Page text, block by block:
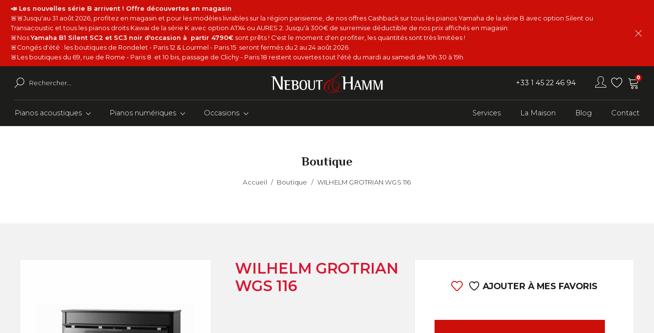
📣 Les nouvelles série B arrivent ! Offre découvertes en magasin
🚨🚨Jusqu'au 31 août 2026, profitez en magasin et pour les modèles livrables sur la région parisienne, de nos offres Cashback sur tous les pianos Yamaha de la série B avec option Silent ou
Transacoustic et tous les pianos droits Kawai de la série K avec option ATX4 ou AURES 2. Jusqu'à 300€ de surremise déductible de nos prix affichés en magasin.
🚨NosYamaha B1 Silent SC2 et SC3 noir d'occasion à partir 4790€ sont prêts ! C'est le moment d'en profiter, les quantités sont très limitées !
🚨Congés d'été : les boutiques de Rondelet - Paris 12 & Lourmel - Paris 15 seront fermés du 2 au 24 août 2026.
🚨Les boutiques du 69, rue de Rome - Paris 8 et 10 bis, passage de Clichy - Paris 18 restent ouvertes tout l'été du mardi au samedi de 10h 30 à 19h.
+33 1 45 22 46 94
0
Pianos acoustiques Pianos numériques Occasions Services La Maison Blog Contact
Boutique
Accueil / Boutique / WILHELM GROTRIAN WGS 116
WILHELM GROTRIAN
WGS 116
AJOUTER À MES FAVORIS